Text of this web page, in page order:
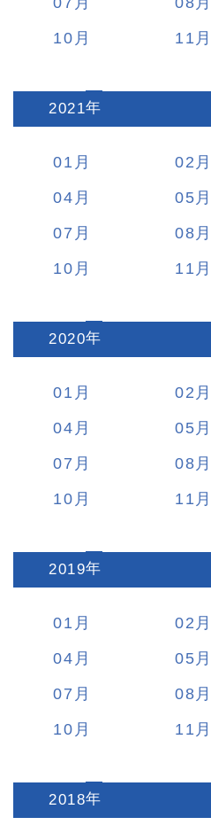
10
11
2021:
01 02
04
05
07
08
10
11
2020:
01 02
04
05
07
08
10
11
2019:
01 02
04
05
07
08
10
11
2018: